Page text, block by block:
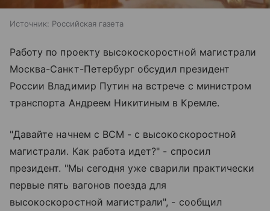
Источник: Российская газета
Работу по проекту высокоскоростной магистрали
Москва-Санкт-Петербург обсудил президент
России Владимир Путин на встрече с министром
транспорта Андреем Никитиным в Кремле.
"Давайте начнем с ВСМ - с высокоскоростной
магистрали. Как работа идет?" - спросил
президент. "Мы сегодня уже сварили практически
первые пять вагонов поезда для
высокоскоростной магистрали", - сообщил